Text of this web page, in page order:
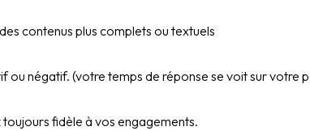
contenus plus complets ou textuels
ou négatif. (votre temps de réponse se voit sur votre
fidèle à vos engagements.